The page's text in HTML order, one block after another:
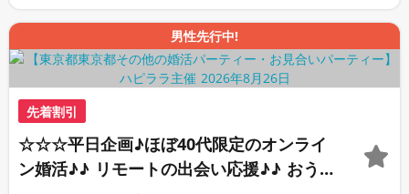
男性先行中!
先着割引
☆☆☆平日企画♪ほぼ40代限定のオンライ
ン婚活♪♪ リモートの出会い応援♪♪ おう